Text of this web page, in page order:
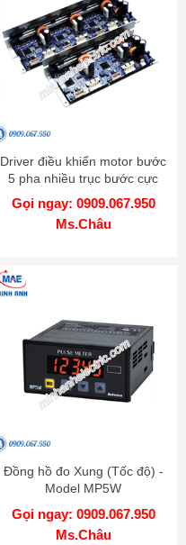
Driver điều khiển motor bước
5 pha nhiều trục bước cực
nhỏ - Model MD5-HD14-2X-
3X
Gọi ngay: 0909.067.950
Ms.Châu
Đồng hồ đo Xung (Tốc độ) -
Model MP5W
Gọi ngay: 0909.067.950
Ms.Châu